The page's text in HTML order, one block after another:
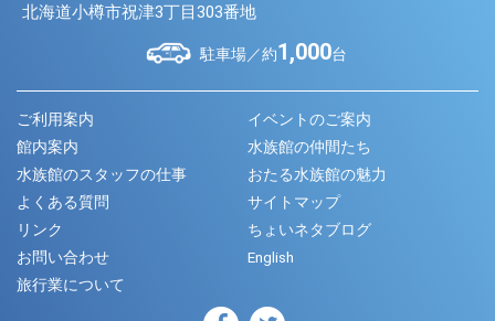
北海道小樽市祝津3丁目303番地
駐車場／約1,000台
ご利用案内
イベントのご案内
館内案内
水族館の仲間たち
水族館のスタッフの仕事
おたる水族館の魅力
よくある質問
サイトマップ
リンク
ちょいネタブログ
お問い合わせ
English
旅行業について